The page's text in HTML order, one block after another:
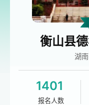
衡山县
湖
1401
报名人数